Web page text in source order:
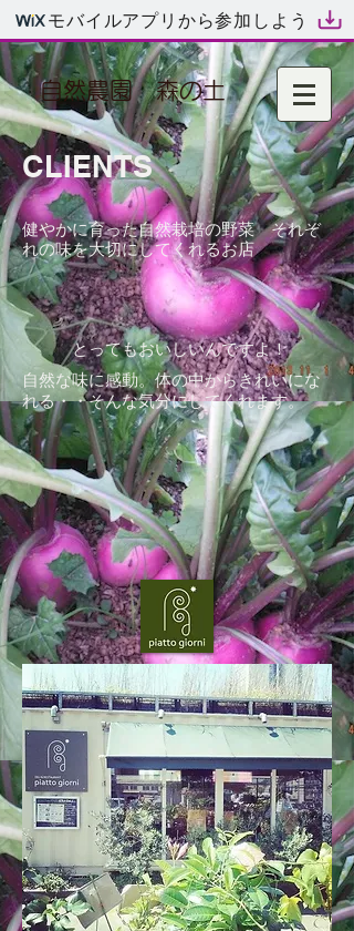
モバイルアプリから参加しよう
自然農園 森の土
CLIENTS
健やかに育った自然栽培の野菜 それぞ
れの味を大切にしてくれるお店
とってもおいしいんですよ！
自然な味に感動。体の中からきれいにな
れる・・そんな気分にしてくれます。